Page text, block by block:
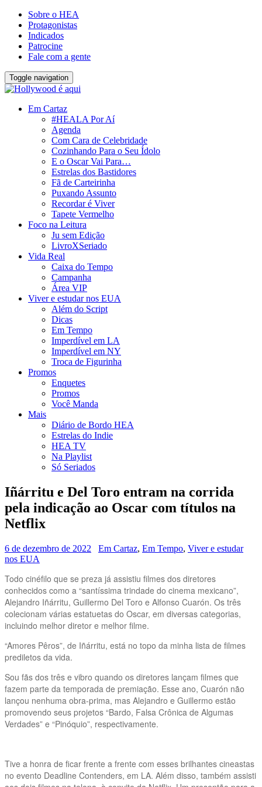
Sobre o HEA
Protagonistas
Indicados
Patrocine
Fale com a gente
Toggle navigation
Em Cartaz
#HEALA Por Aí
Agenda
Com Cara de Celebridade
Cozinhando Para o Seu Ídolo
E o Oscar Vai Para…
Estrelas dos Bastidores
Fã de Carteirinha
Puxando Assunto
Recordar é Viver
Tapete Vermelho
Foco na Leitura
Ju sem Edição
LivroXSeriado
Vida Real
Caixa do Tempo
Campanha
Área VIP
Viver e estudar nos EUA
Além do Script
Dicas
Em Tempo
Imperdível em LA
Imperdível em NY
Troca de Figurinha
Promos
Enquetes
Promos
Você Manda
Mais
Diário de Bordo HEA
Estrelas do Indie
HEA TV
Na Playlist
Só Seriados
Iñárritu e Del Toro entram na corrida
pela indicação ao Oscar com títulos na
Netflix
6 de dezembro de 2022 Em Cartaz, Em Tempo, Viver e estudar
nos EUA
Todo cinéfilo que se preza já assistiu filmes dos diretores
conhecidos como a “santíssima trindade do cinema mexicano”,
Alejandro Iñárritu, Guillermo Del Toro e Alfonso Cuarón. Os três
colecionam várias estatuetas do Oscar, em diversas categorias,
incluindo melhor diretor e melhor filme.
“Amores Pêros”, de Iñárritu, está no topo da minha lista de filmes
prediletos da vida.
Sou fãs dos três e vibro quando os diretores lançam filmes que
fazem parte da temporada de premiação. Esse ano, Cuarón não
lançou nenhuma obra-prima, mas Alejandro e Guillermo estão
promovendo seus projetos “Bardo, Falsa Crônica de Algumas
Verdades” e “Pinóquio”, respectivamente.
Tive a honra de ficar frente a frente com esses brilhantes cineastas
no evento Deadline Contenders, em LA. Além disso, também assisti